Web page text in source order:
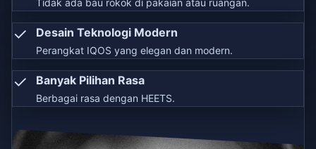
Tidak ada bau rokok di pakaian atau ruangan.
✓ Desain Teknologi Modern
Perangkat IQOS yang elegan dan modern.
✓ Banyak Pilihan Rasa
Berbagai rasa dengan HEETS.